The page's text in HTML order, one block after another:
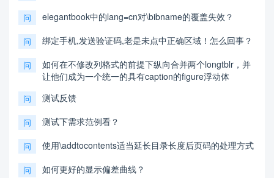
问 elegantbook中的lang=cn对\bibname的覆盖失效？
问 绑定手机,发送验证码,老是未点中正确区域！怎么回事？
问
如何在不修改列格式的前提下纵向合并两个longtblr，并
让他们成为一个统一的具有caption的figure浮动体
问 测试反馈
问 测试下需求范例看？
问 使用\addtocontents适当延长目录长度后页码的处理方式
问 如何更好的显示偏差曲线？